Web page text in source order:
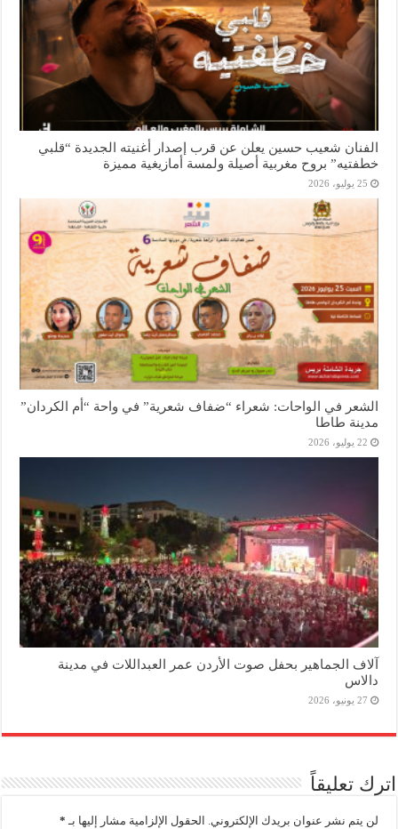
الفنان شعيب حسين يعلن عن قرب إصدار أغنيته الجديدة “قلبي
خطفتيه” بروح مغربية أصيلة ولمسة أمازيغية مميزة
25 يوليو، 2026
الشعر في الواحات: شعراء “ضفاف شعرية” في واحة “أم الكردان”
مدينة طاطا
22 يوليو، 2026
آلاف الجماهير بحفل صوت الأردن عمر العبداللات في مدينة
دالاس
27 يونيو، 2026
اترك تعليقاً
لن يتم نشر عنوان بريدك الإلكتروني. الحقول الإلزامية مشار إليها بـ *